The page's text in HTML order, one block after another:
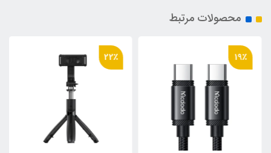
محصولات مرتبط
19٪ 22٪